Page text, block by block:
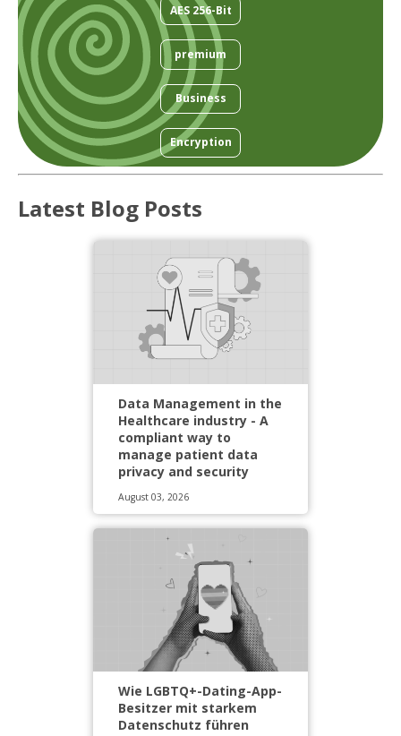
AES 256-Bit
premium
Business
Encryption
Latest Blog Posts
Data Management in the
Healthcare industry - A
compliant way to
manage patient data
privacy and security
August 03, 2026
Wie LGBTQ+-Dating-App-
Besitzer mit starkem
Datenschutz führen